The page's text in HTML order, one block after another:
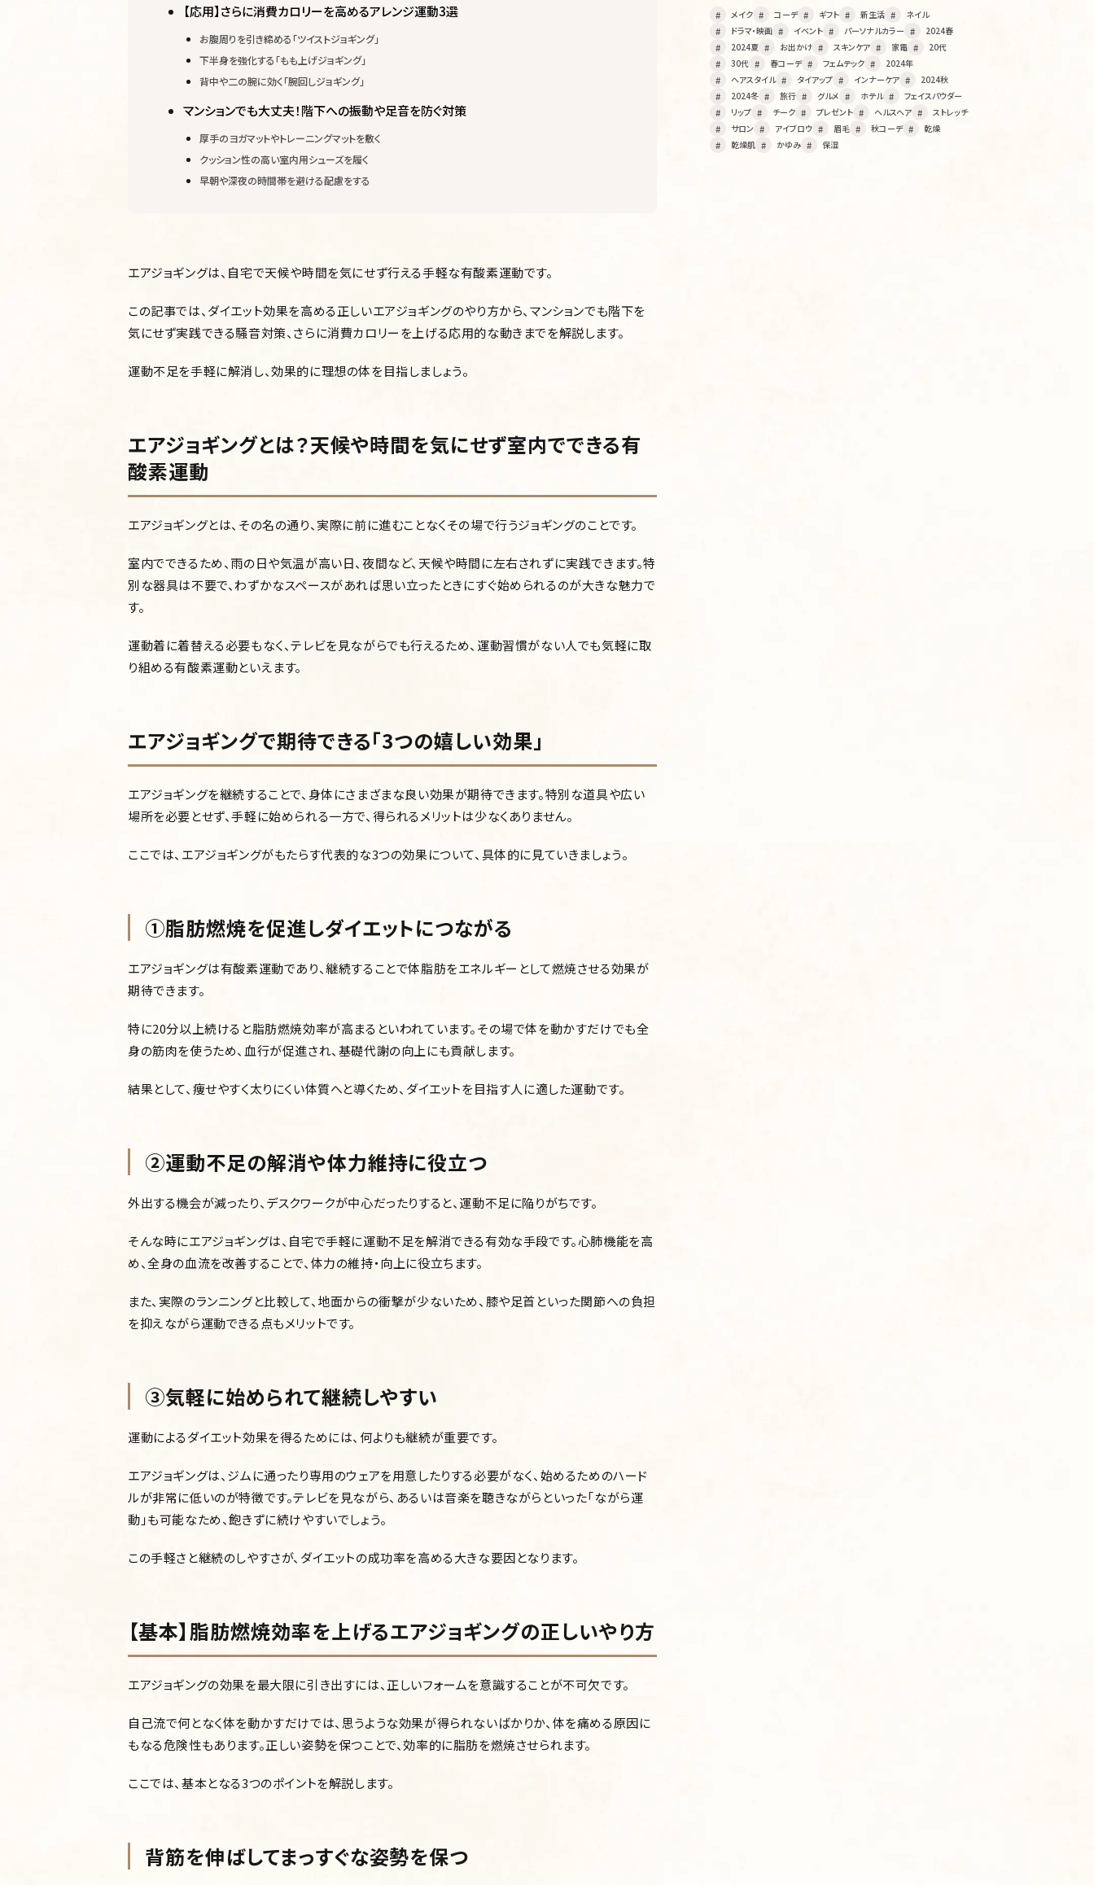
【応用】さらに消費カロリーを高めるアレンジ運動3選
お腹周りを引き締める「ツイストジョギング」
下半身を強化する「もも上げジョギング」
背中や二の腕に効く「腕回しジョギング」
マンションでも大丈夫！階下への振動や足音を防ぐ対策
厚手のヨガマットやトレーニングマットを敷く
クッション性の高い室内用シューズを履く
早朝や深夜の時間帯を避ける配慮をする
エアジョギングは、自宅で天候や時間を気にせず行える手軽な有酸素運動です。
この記事では、ダイエット効果を高める正しいエアジョギングのやり方から、マンションでも階下を
気にせず実践できる騒音対策、さらに消費カロリーを上げる応用的な動きまでを解説します。
運動不足を手軽に解消し、効果的に理想の体を目指しましょう。
エアジョギングとは？天候や時間を気にせず室内でできる有
酸素運動
エアジョギングとは、その名の通り、実際に前に進むことなくその場で行うジョギングのことです。
室内でできるため、雨の日や気温が高い日、夜間など、天候や時間に左右されずに実践できます。特
別な器具は不要で、わずかなスペースがあれば思い立ったときにすぐ始められるのが大きな魅力で
す。
運動着に着替える必要もなく、テレビを見ながらでも行えるため、運動習慣がない人でも気軽に取
り組める有酸素運動といえます。
エアジョギングで期待できる「3つの嬉しい効果」
エアジョギングを継続することで、身体にさまざまな良い効果が期待できます。特別な道具や広い
場所を必要とせず、手軽に始められる一方で、得られるメリットは少なくありません。
ここでは、エアジョギングがもたらす代表的な3つの効果について、具体的に見ていきましょう。
①脂肪燃焼を促進しダイエットにつながる
エアジョギングは有酸素運動であり、継続することで体脂肪をエネルギーとして燃焼させる効果が
期待できます。
特に20分以上続けると脂肪燃焼効率が高まるといわれています。その場で体を動かすだけでも全
身の筋肉を使うため、血行が促進され、基礎代謝の向上にも貢献します。
結果として、痩せやすく太りにくい体質へと導くため、ダイエットを目指す人に適した運動です。
②運動不足の解消や体力維持に役立つ
外出する機会が減ったり、デスクワークが中心だったりすると、運動不足に陥りがちです。
そんな時にエアジョギングは、自宅で手軽に運動不足を解消できる有効な手段です。心肺機能を高
め、全身の血流を改善することで、体力の維持・向上に役立ちます。
また、実際のランニングと比較して、地面からの衝撃が少ないため、膝や足首といった関節への負担
を抑えながら運動できる点もメリットです。
③気軽に始められて継続しやすい
運動によるダイエット効果を得るためには、何よりも継続が重要です。
エアジョギングは、ジムに通ったり専用のウェアを用意したりする必要がなく、始めるためのハード
ルが非常に低いのが特徴です。テレビを見ながら、あるいは音楽を聴きながらといった「ながら運
動」も可能なため、飽きずに続けやすいでしょう。
この手軽さと継続のしやすさが、ダイエットの成功率を高める大きな要因となります。
【基本】脂肪燃焼効率を上げるエアジョギングの正しいやり方
エアジョギングの効果を最大限に引き出すには、正しいフォームを意識することが不可欠です。
自己流で何となく体を動かすだけでは、思うような効果が得られないばかりか、体を痛める原因に
もなる危険性もあります。正しい姿勢を保つことで、効率的に脂肪を燃焼させられます。
ここでは、基本となる3つのポイントを解説します。
背筋を伸ばしてまっすぐな姿勢を保つ
メイク コーデ ギフト 新生活
ネイル
ドラマ・映画
イベント パーソナルカラー
2024春
2024夏
お出かけ スキンケア 家電
20代
30代
春コーデ フェムテック
2024年
ヘアスタイル
タイアップ インナーケア
2024秋
2024冬
旅行 グルメ ホテル
フェイスパウダー
リップ
チーク プレゼント ヘルスヘア
ストレッチ
サロン
アイブロウ 眉毛 秋コーデ
乾燥
乾燥肌
かゆみ 保湿